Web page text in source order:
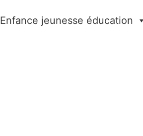
Enfance jeunesse éducation